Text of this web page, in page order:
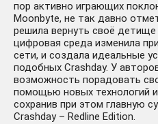
пор активно играющих
Moonbyte, не так давно
решила вернуть своё
цифровая среда изменила
сети, и создала идеальные
подобных Crashday. У
возможность порадовать
помощью новых технологий
сохранив при этом главную
Crashday – Redline Edition.